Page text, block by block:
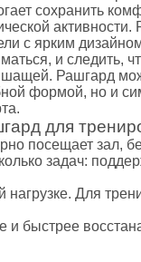
сохранить
активности.
с ярким
и следить,
Рашгард
формой, но и
для
посещает зал,
задач:
нагрузке. Для
и быстрее